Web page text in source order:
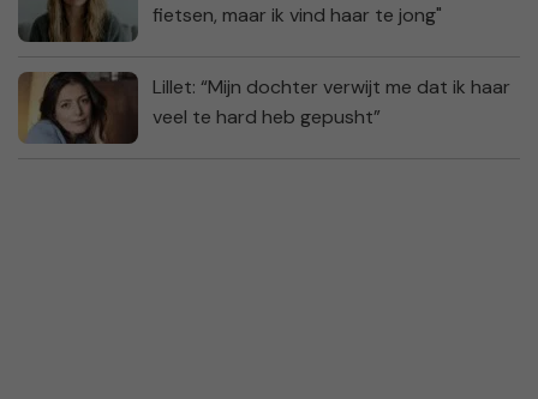
fietsen, maar ik vind haar te jong"
Lillet: “Mijn dochter verwijt me dat ik haar
veel te hard heb gepusht”